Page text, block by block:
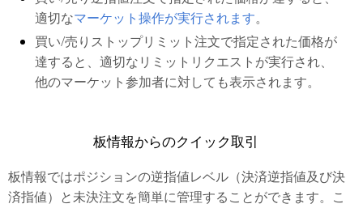
適切なマーケット操作が実行されます。
買い/売りストップリミット注文で指定された価格が
達すると、適切なリミットリクエストが実行され、
他のマーケット参加者に対しても表示されます。
板情報からのクイック取引
板情報ではポジションの逆指値レベル（決済逆指値及び決
済指値）と未決注文を簡単に管理することができます。こ